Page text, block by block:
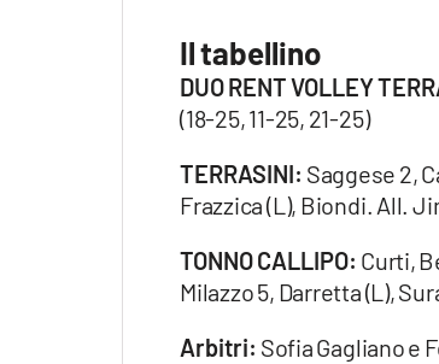
Il tabellino
DUO RENT VOLLEY
(18-25, 11-25, 21-25)
TERRASINI: Saggese 2,
Frazzica (L), Biondi. All.
TONNO CALLIPO: Curti,
Milazzo 5, Darretta (L),
Arbitri: Sofia Gagliano e